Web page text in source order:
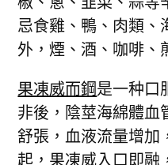
忌食雞、鴨、肉類、
外，煙、酒、咖啡、
果凍威而鋼是一种口
非後，陰莖海綿體血
舒張，血液流量增加
起，果凍威入口即融